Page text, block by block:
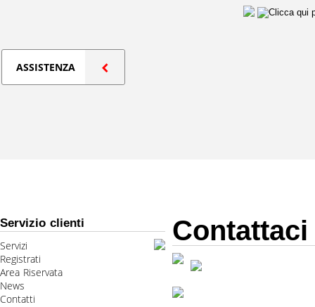
ASSISTENZA
Servizio clienti
Servizi
Registrati
Area Riservata
News
Contatti
Contattaci